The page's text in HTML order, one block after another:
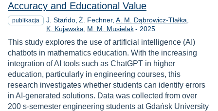
Accuracy and Educational Value
publikacja J. Stańdo Ż. Fechner A. M. Dąbrowicz-Tlałka
K. Kujawska M. M. Musielak - Rok
2025
This study explores the use of artificial intelligence (AI)
chatbots in mathematics education. With the increasing
integration of AI tools such as ChatGPT in higher
education, particularly in engineering courses, this
research investigates whether students can identify errors
in AI-generated solutions. Data was collected from over
200 s-semester engineering students at Gdańsk University